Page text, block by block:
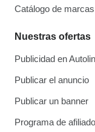
Catálogo de marcas
Nuestras ofertas
Publicidad en
Publicar el anuncio
Publicar un banner
Programa de